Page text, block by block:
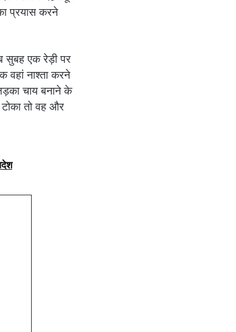
प्रयास करने
सुबह एक रेड़ी पर
वहां नाश्ता करने
चाय बनाने के
तो वह और